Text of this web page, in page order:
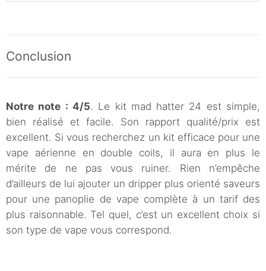
Conclusion
Notre note : 4/5. Le kit mad hatter 24 est simple,
bien réalisé et facile. Son rapport qualité/prix est
excellent. Si vous recherchez un kit efficace pour une
vape aérienne en double coils, il aura en plus le
mérite de ne pas vous ruiner. Rien n’empêche
d’ailleurs de lui ajouter un dripper plus orienté saveurs
pour une panoplie de vape complète à un tarif des
plus raisonnable. Tel quel, c’est un excellent choix si
son type de vape vous correspond.